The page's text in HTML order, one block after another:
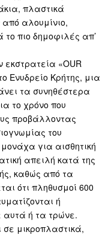
πλαστικά
αλουμίνιο,
το πιο δημοφιλές απ’
«OUR
Ενυδρείο Κρήτης, μια
τα συνηθέστερα
το χρόνο που
προβάλλοντας
του
για αισθητική
απειλή κατά της
καθώς από τα
ότι πληθυσμοί 600
ή
αυτά ή τα τρώνε.
σε μικροπλαστικά,